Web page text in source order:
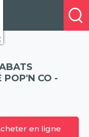
POP'N CO -
en ligne